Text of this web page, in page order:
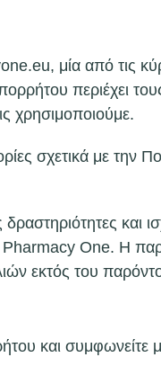
μία από τις
περιέχει
χρησιμοποιούμε.
σχετικά με την
και
One. Η
εκτός του
και συμφωνείτε